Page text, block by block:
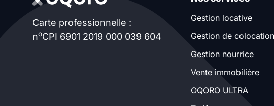
disponibles
chambres
disponibles
Carte professionnelle :
noCPI 6901 2019 000 039 604
Gestion locative
Gestion de
Gestion nourrice
Vente immobilière
OQORO ULTRA